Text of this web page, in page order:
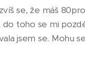
se, že máš
toho se mi
jsem se. Mohu se